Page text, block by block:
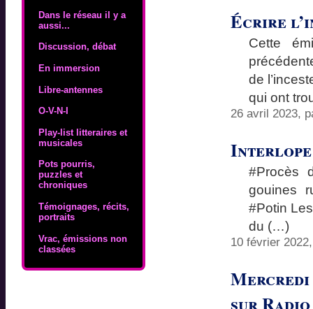
Dans le réseau il y a
aussi...
Discussion, débat
En immersion
Libre-antennes
O-V-N-I
Play-list litteraires et
musicales
Pots pourris,
puzzles et
chroniques
Témoignages, récits,
portraits
Vrac, émissions non
classées
Écrire
Cette
de
qui ont
26 avril 2023,
Interlope
#Procès
gouines
#Potin
du (…)
10 février
Mercredi
sur